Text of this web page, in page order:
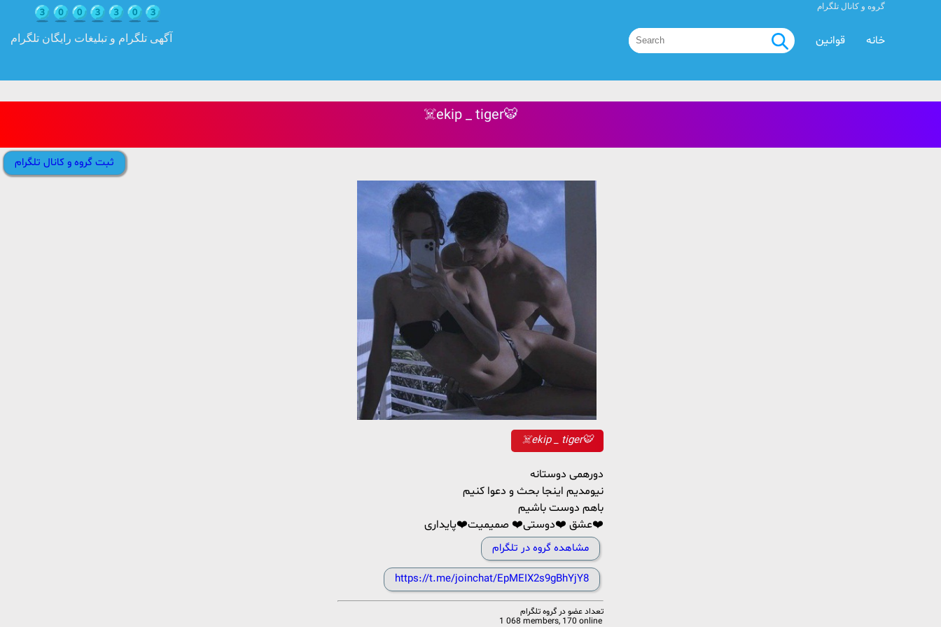
آگهی تلگرام و تبلیغات رایگان تلگرام
گروه و کانال تلگرام
قوانین خانه
☠️ekip _ tiger🐯
ثبت گروه و کانال تلگرام
☠️ekip _ tiger🐯
دورهمی دوستانه
نیومدیم اینجا بحث و دعوا کنیم
باهم دوست باشیم
عشق ❤️دوستی❤️ صمیمیت❤️پایداری❤️
مشاهده گروه در تلگرام
https://t.me/joinchat/EpMEIX2s9gBhYjY8
تعداد عضو در گروه تلگرام
1 068 members, 170 online